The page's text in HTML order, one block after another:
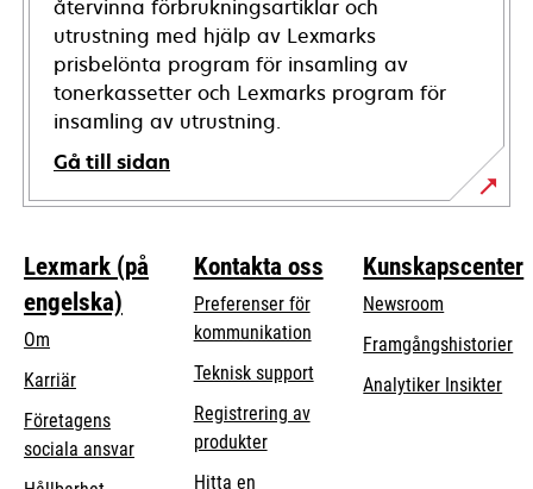
återvinna förbrukningsartiklar och
utrustning med hjälp av Lexmarks
prisbelönta program för insamling av
tonerkassetter och Lexmarks program för
insamling av utrustning.
Gå till sidan
Lexmark (på
engelska)
Om
Karriär
Företagens
sociala ansvaropens
Kontakta oss
Preferenser för
kommunikation
Teknisk supportopens
Registrering av
produkter
Hitta en
Kunskapscenter
Newsroom
Framgångshistorier
Analytiker Insikter